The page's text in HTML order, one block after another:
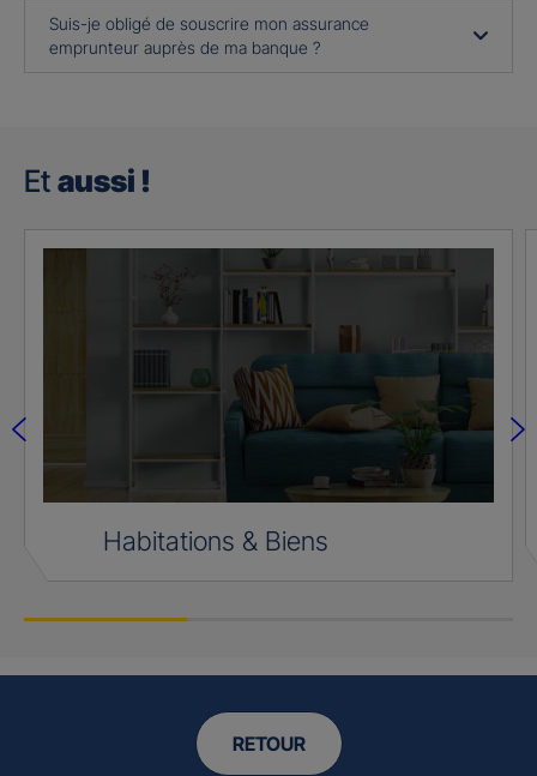
Suis-je obligé de souscrire mon assurance
emprunteur auprès de ma banque ?
Et aussi !
Habitations & Biens
RETOUR